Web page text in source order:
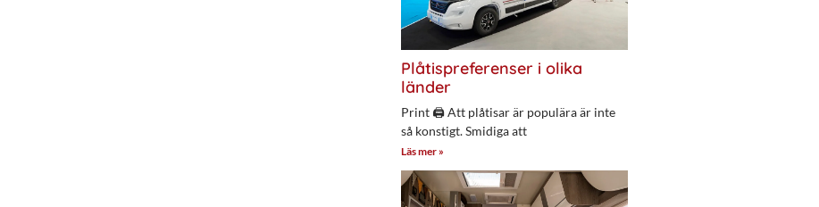
Plåtispreferenser i olika
länder
Print 🖨 Att plåtisar är populära är inte
så konstigt. Smidiga att
Läs mer »